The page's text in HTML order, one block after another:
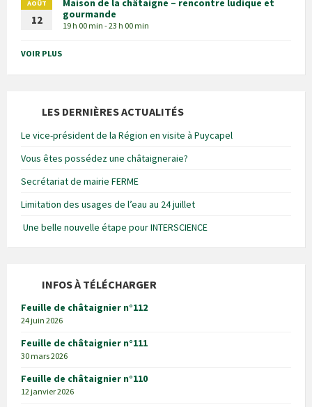
AOÛT
12
Maison de la châtaigne – rencontre ludique et
gourmande
19 h 00 min - 23 h 00 min
VOIR PLUS
LES DERNIÈRES ACTUALITÉS
Le vice-président de la Région en visite à Puycapel
Vous êtes possédez une châtaigneraie?
Secrétariat de mairie FERME
Limitation des usages de l’eau au 24 juillet
Une belle nouvelle étape pour INTERSCIENCE
INFOS À TÉLÉCHARGER
Feuille de châtaignier n°112
24 juin 2026
Feuille de châtaignier n°111
30 mars 2026
Feuille de châtaignier n°110
12 janvier 2026